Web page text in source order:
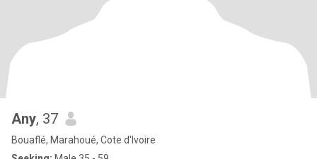
Any, 37
Bouaflé, Marahoué, Cote d'Ivoire